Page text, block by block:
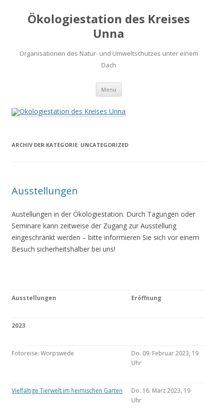
Ökologiestation des Kreises
Unna
Organisationen des Natur- und Umweltschutzes unter einem
Dach
Menü Zum
springen
ARCHIV DER KATEGORIE: UNCATEGORIZED
Ausstellungen
Austellungen in der Ökologiestation. Durch Tagungen oder
Seminare kann zeitweise der Zugang zur Ausstellung
eingeschränkt werden – bitte informieren Sie sich vor einem
Besuch sicherheitshalber bei uns!
Ausstellungen Eröffnung
2023
Fotoreise: Worpswede
Do. 09. Februar 2023, 19
Uhr
Vielfältige Tierwelt im heimischen Garten
Do. 16. März 2023, 19
Uhr